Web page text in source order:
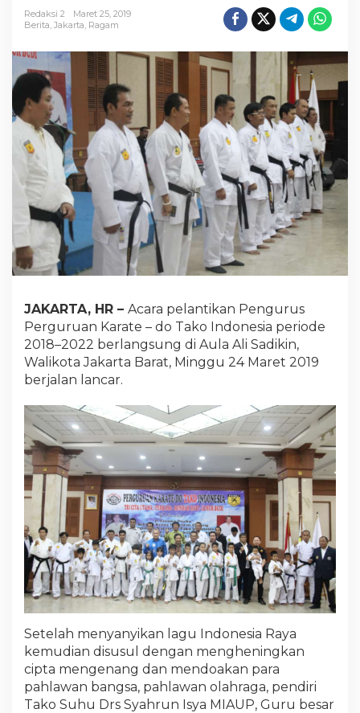
Redaksi 2
Maret 25, 2019
Berita, Jakarta, Ragam
JAKARTA, HR – Acara pelantikan Pengurus
Perguruan Karate – do Tako Indonesia periode
2018–2022 berlangsung di Aula Ali Sadikin,
Walikota Jakarta Barat, Minggu 24 Maret 2019
berjalan lancar.
Setelah menyanyikan lagu Indonesia Raya
kemudian disusul dengan mengheningkan
cipta mengenang dan mendoakan para
pahlawan bangsa, pahlawan olahraga, pendiri
Tako Suhu Drs Syahrun Isya MIAUP, Guru besar